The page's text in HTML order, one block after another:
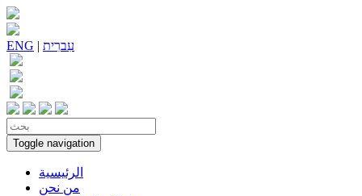
ENG | עִברִית
Toggle navigation
الرئيسية
من نحن